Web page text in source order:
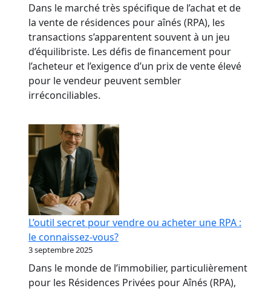
Dans le marché très spécifique de l’achat et de
la vente de résidences pour aînés (RPA), les
transactions s’apparentent souvent à un jeu
d’équilibriste. Les défis de financement pour
l’acheteur et l’exigence d’un prix de vente élevé
pour le vendeur peuvent sembler
irréconciliables.
L’outil secret pour vendre ou acheter une RPA :
le connaissez-vous?
3 septembre 2025
Dans le monde de l’immobilier, particulièrement
pour les Résidences Privées pour Aînés (RPA),